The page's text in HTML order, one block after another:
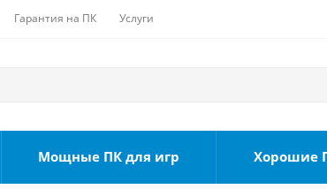
Гарантия на ПК Услуги
Мощные ПК для игр Хорошие